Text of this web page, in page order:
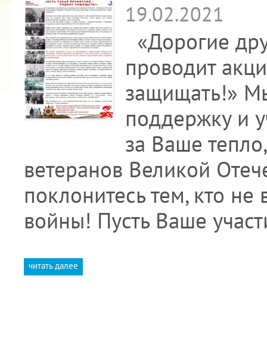
19.02.2021
«Дорогие
проводит
защищать!»
поддержку и
за Ваше
ветеранов Великой
поклонитесь тем, кто
войны! Пусть Ваше
читать далее